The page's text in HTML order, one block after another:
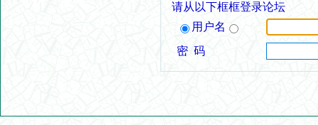
请从以下框框登录论坛
用户名
密 码